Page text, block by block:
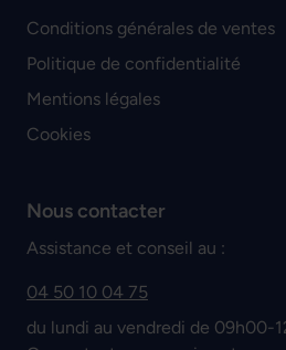
Conditions générales de ventes
Politique de confidentialité
Mentions légales
Cookies
Nous contacter
Assistance et conseil au :
04 50 10 04 75
du lundi au vendredi de 09h00-